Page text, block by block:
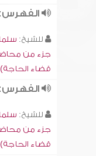
للشيخ:
جزء من
قضاء الحاجة)
للشيخ:
جزء من
قضاء الحاجة)